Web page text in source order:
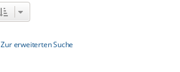
Zur erweiterten Suche